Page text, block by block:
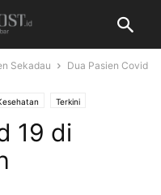
Sekadau
Dua Pasien Covid
Terkini
19 di